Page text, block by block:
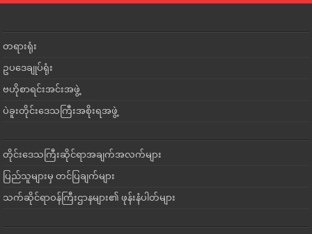
တရားရုံး
ဥပဒေချုပ်ရုံး
ဗဟိုစာရင်းအင်းအဖွဲ့
ပဲခူးတိုင်းဒေသကြီးအစိုးရအဖွဲ့
တိုင်းဒေသကြီးဆိုင်ရာအချက်အလက်များ
ပြည်သူများမှ တင်ပြချက်များ
သက်ဆိုင်ရာဝန်ကြီးဌာနများ၏ ဖုန်းနံပါတ်များ